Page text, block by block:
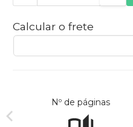
Calcular o frete
Nº de páginas